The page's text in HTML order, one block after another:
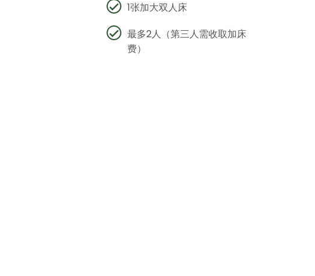
1张加大双人床
最多2人（第三人需收取加床
费）